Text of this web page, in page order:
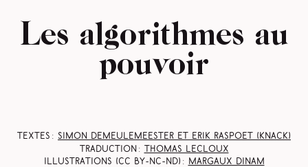
Les algorithmes au
pouvoir
Textes : Simon Demeulemeester et Erik Raspoet (Knack)
Traduction :
Thomas Lecloux
Illustrations (CC BY-NC-ND) :
Margaux Dinam